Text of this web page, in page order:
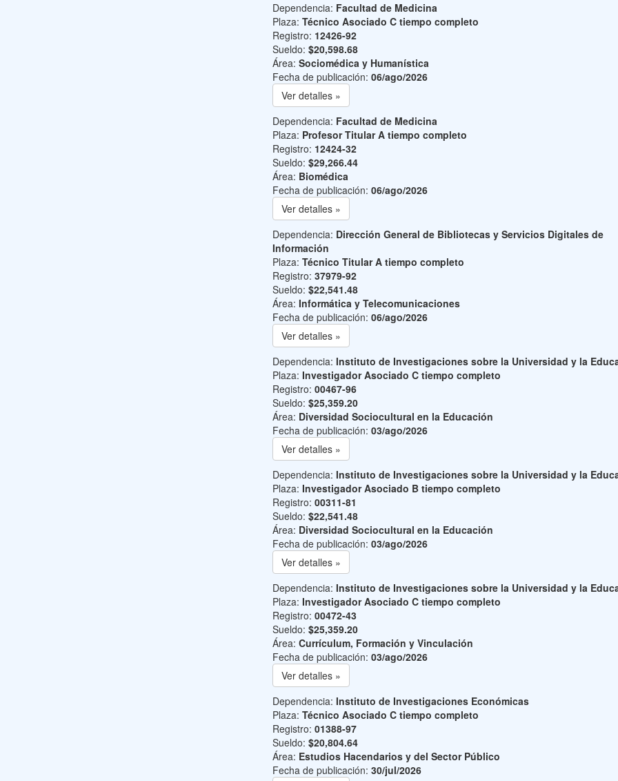
Dependencia: Facultad de Medicina
Plaza: Técnico Asociado C tiempo completo
Registro: 12426-92
Sueldo: $20,598.68
Área: Sociomédica y Humanística
Fecha de publicación: 06/ago/2026
Ver detalles »
Dependencia: Facultad de Medicina
Plaza: Profesor Titular A tiempo completo
Registro: 12424-32
Sueldo: $29,266.44
Área: Biomédica
Fecha de publicación: 06/ago/2026
Ver detalles »
Dependencia: Dirección General de Bibliotecas y Servicios Digitales de
Información
Plaza: Técnico Titular A tiempo completo
Registro: 37979-92
Sueldo: $22,541.48
Área: Informática y Telecomunicaciones
Fecha de publicación: 06/ago/2026
Ver detalles »
Dependencia: Instituto de Investigaciones sobre la Universidad y la
Plaza: Investigador Asociado C tiempo completo
Registro: 00467-96
Sueldo: $25,359.20
Área: Diversidad Sociocultural en la Educación
Fecha de publicación: 03/ago/2026
Ver detalles »
Dependencia: Instituto de Investigaciones sobre la Universidad y la
Plaza: Investigador Asociado B tiempo completo
Registro: 00311-81
Sueldo: $22,541.48
Área: Diversidad Sociocultural en la Educación
Fecha de publicación: 03/ago/2026
Ver detalles »
Dependencia: Instituto de Investigaciones sobre la Universidad y la
Plaza: Investigador Asociado C tiempo completo
Registro: 00472-43
Sueldo: $25,359.20
Área: Currículum, Formación y Vinculación
Fecha de publicación: 03/ago/2026
Ver detalles »
Dependencia: Instituto de Investigaciones Económicas
Plaza: Técnico Asociado C tiempo completo
Registro: 01388-97
Sueldo: $20,804.64
Área: Estudios Hacendarios y del Sector Público
Fecha de publicación: 30/jul/2026